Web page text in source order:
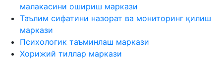
малакасини ошириш маркази
Таълим сифатини назорат ва мониторинг қилиш
маркази
Психологик таъминлаш маркази
Хорижий тиллар маркази